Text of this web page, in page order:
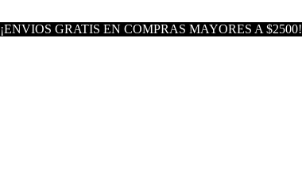
¡ENVIOS GRATIS EN COMPRAS MAYORES A $2500!